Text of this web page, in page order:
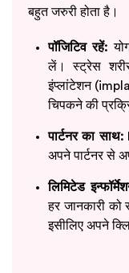
बहुत जरुरी होता है।
पॉजिटिव रहें:
लें। स्ट्रेस
इंप्लांटेशन
चिपकने की
पार्टनर का साथ:
अपने पार्टनर से
लिमिटेड
हर जानकारी
इसीलिए अपने